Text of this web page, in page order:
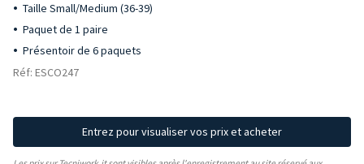
Taille Small/Medium (36-39)
Paquet de 1 paire
Présentoir de 6 paquets
Réf: ESCO247
Entrez pour visualiser vos prix et acheter